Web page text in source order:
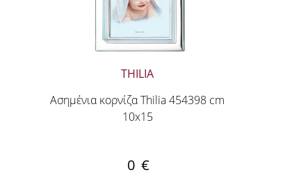
THILIA
Ασημένια κορνίζα Thilia 454398 cm
10x15
0 €